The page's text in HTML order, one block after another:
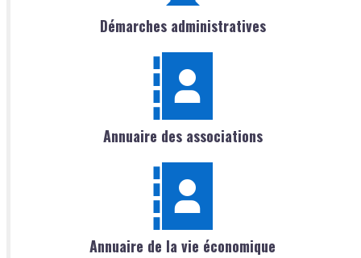
Démarches administratives
Annuaire des associations
Annuaire de la vie économique